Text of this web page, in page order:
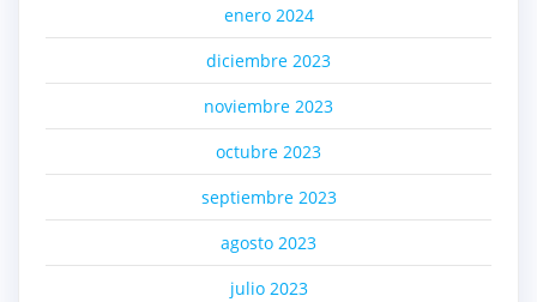
enero 2024
diciembre 2023
noviembre 2023
octubre 2023
septiembre 2023
agosto 2023
julio 2023